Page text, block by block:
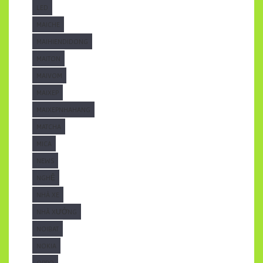
MAICHE
MAIHIENDIDONG
MAITON
MAIVOM
MAIXEP
MAIXEPNHAHANG
MATCHA
MICA
NGHỆ
NHÀ XE
NHÀ XƯỞNG
NOIBAT
NOKIA